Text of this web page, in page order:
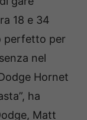
18 e 34
perfetto per
nel
Hornet
ha
Matt